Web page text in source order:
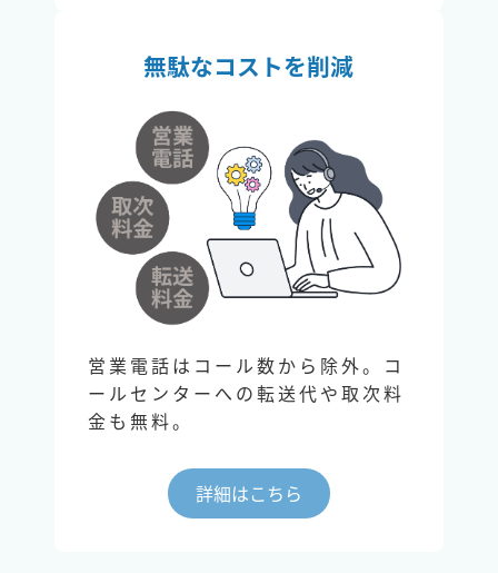
無駄なコストを削減
営業電話はコール数から除外。コ
ールセンターへの転送代や取次料
金も無料。
詳細はこちら